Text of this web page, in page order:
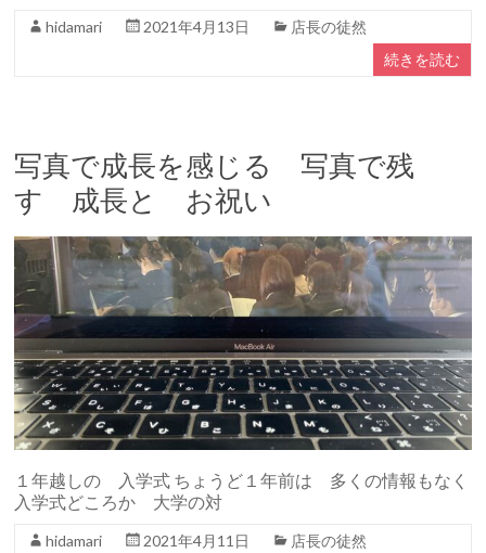
hidamari 2021年4月13日
店長の徒然
続きを読む
写真で成長を感じる 写真で残
す 成長と お祝い
１年越しの 入学式 ちょうど１年前は 多くの情報もなく
入学式どころか 大学の対
hidamari 2021年4月11日 店長の徒然